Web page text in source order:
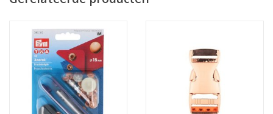
Kenmerken:
Type: niet deelbare spiraalrits
Maat: #5 (tandbreedte van 6mm)
Kleur: paars